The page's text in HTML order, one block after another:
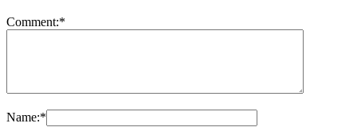
Comment:*
Name:*